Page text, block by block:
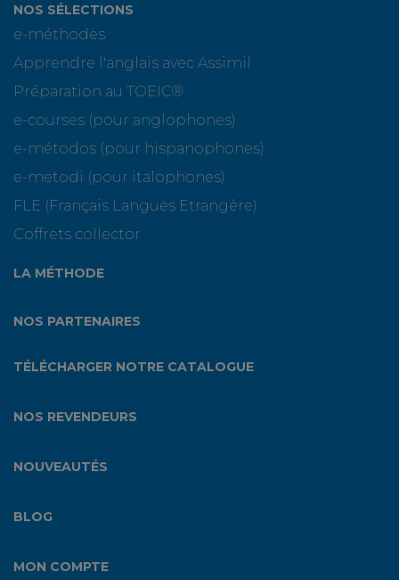
NOS SÉLECTIONS
e-méthodes
Apprendre l'anglais avec Assimil
Préparation au TOEIC®
e-courses (pour anglophones)
e-métodos (pour hispanophones)
e-metodi (pour italophones)
FLE (Français Langues Etrangère)
Coffrets collector
LA MÉTHODE
NOS PARTENAIRES
TÉLÉCHARGER NOTRE CATALOGUE
NOS REVENDEURS
NOUVEAUTÉS
BLOG
MON COMPTE